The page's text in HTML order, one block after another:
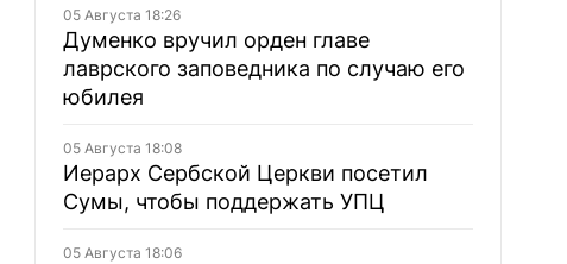
05 Августа 18:26
Думенко вручил орден главе
лаврского заповедника по случаю его
юбилея
05 Августа 18:08
Иерарх Сербской Церкви посетил
Сумы, чтобы поддержать УПЦ
05 Августа 18:06